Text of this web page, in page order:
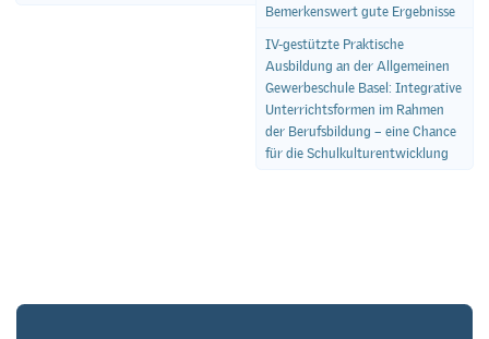
Bemerkenswert gute Ergebnisse
IV-gestützte Praktische
Ausbildung an der Allgemeinen
Gewerbeschule Basel: Integrative
Unterrichtsformen im Rahmen
der Berufsbildung – eine Chance
für die Schulkulturentwicklung